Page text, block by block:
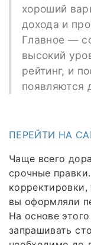
хороший
дохода и
Главное —
высокий
рейтинг, и
появляются
ПЕРЕЙТИ НА
Чаще всего
срочные
вы оформляли
На основе
запрашивать